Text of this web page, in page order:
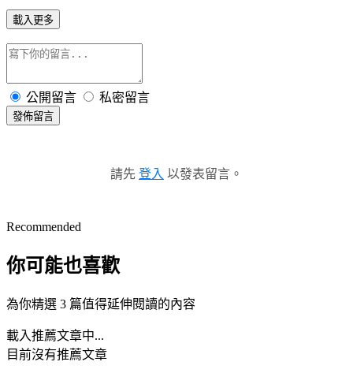
載入更多
公開留言 私密留言
發佈留言
請先 登入 以發表留言。
Recommended
你可能也喜歡
為你精選 3 篇值得延伸閱讀的內容
載入推薦文章中...
目前沒有推薦文章